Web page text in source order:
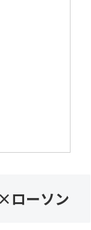
ローソン